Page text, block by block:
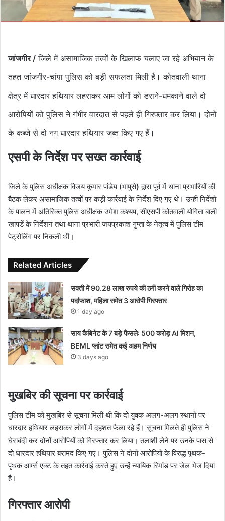
जांजगीर / जिले में असामाजिक तत्वों के खिलाफ चलाए जा रहे अभियान के
तहत जांजगीर-चांपा पुलिस को बड़ी सफलता मिली है। कोतवाली थाना
क्षेत्र में धारदार हथियार लहराकर आम लोगों को डराने-धमकाने वाले दो
आरोपियों को पुलिस ने गंभीर वारदात से पहले ही गिरफ्तार कर लिया। दोनों
के कब्जे से दो नग धारदार हथियार जब्त किए गए हैं।
एसपी के निर्देश पर सख्त कार्रवाई
जिले के पुलिस अधीक्षक विजय कुमार पांडेय (भापुसे) द्वारा पूर्व में थाना प्रभारियों की
बैठक लेकर असामाजिक तत्वों पर कड़ी कार्रवाई के निर्देश दिए गए थे। उन्हीं निर्देशों
के पालन में अतिरिक्त पुलिस अधीक्षक उमेश कश्यप, सीएसपी कोतवाली योगिता बाली
खापर्डे के निर्देशन तथा थाना प्रभारी जयप्रकाश गुप्ता के नेतृत्व में पुलिस टीम
पेट्रोलिंग पर निकली थी।
Related Articles
सक्ती में 90.28 लाख रुपये की ठगी करने वाले गिरोह का
पर्दाफाश, महिला समेत 3 आरोपी गिरफ्तार
1 day ago
साय कैबिनेट के 7 बड़े फैसले: 500 करोड़ AI मिशन,
BEML प्लांट समेत कई अहम निर्णय
3 days ago
मुखबिर की सूचना पर कार्रवाई
पुलिस टीम को मुखबिर से सूचना मिली थी कि दो युवक अलग-अलग स्थानों पर
धारदार हथियार लहराकर लोगों में दहशत फैला रहे हैं। सूचना मिलते ही पुलिस ने
घेराबंदी कर दोनों आरोपियों को गिरफ्तार कर लिया। तलाशी लेने पर उनके पास से
दो धारदार हथियार बरामद किए गए। पुलिस ने दोनों आरोपियों के विरुद्ध पृथक-
पृथक आर्म्स एक्ट के तहत कार्रवाई करते हुए उन्हें न्यायिक रिमांड पर जेल भेज दिया
है।
गिरफ्तार आरोपी